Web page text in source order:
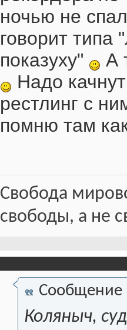
ночью не
говорит
показуху"
А
Надо
рестлинг с
помню там
Свобода
свободы, а не
Сообщение
Коляныч,